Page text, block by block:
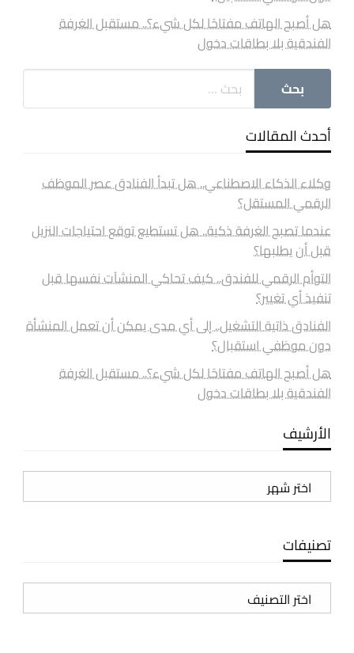
هل أصبح الهاتف مفتاحًا لكل شيء؟.. مستقبل الغرفة
الفندقية بلا بطاقات دخول
أحدث المقالات
وكلاء الذكاء الاصطناعي.. هل تبدأ الفنادق عصر الموظف
الرقمي المستقل؟
عندما تصبح الغرفة ذكية.. هل تستطيع توقع احتياجات النزيل
قبل أن يطلبها؟
التوأم الرقمي للفندق.. كيف تحاكي المنشآت نفسها قبل
تنفيذ أي تغيير؟
الفنادق ذاتية التشغيل.. إلى أي مدى يمكن أن تعمل المنشأة
دون موظفي استقبال؟
هل أصبح الهاتف مفتاحًا لكل شيء؟.. مستقبل الغرفة
الفندقية بلا بطاقات دخول
الأرشيف
الأرشيف
تصنيفات
تصنيفات